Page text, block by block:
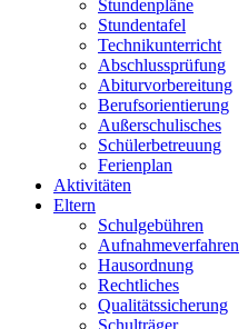
Stundenpläne
Stundentafel
Technikunterricht
Abschlussprüfung
Abiturvorbereitung
Berufsorientierung
Außerschulisches
Schülerbetreuung
Ferienplan
Aktivitäten
Eltern
Schulgebühren
Aufnahmeverfahren
Hausordnung
Rechtliches
Qualitätssicherung
Schulträger